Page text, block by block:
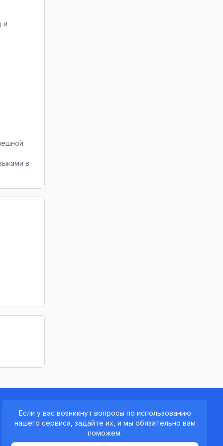
и
в
Если у вас возникнут вопросы по использованию
нашего сервиса, задайте их, и мы обязательно вам
поможем.